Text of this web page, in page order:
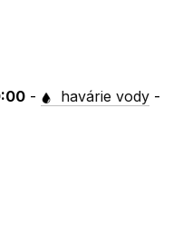
- havárie vody -